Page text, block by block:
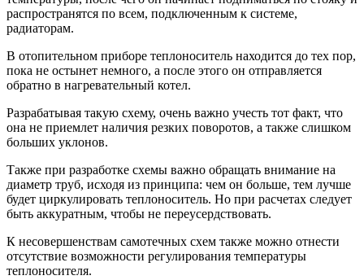
распространятся по всем, подключенным к системе,
радиаторам.
В отопительном приборе теплоноситель находится до тех пор,
пока не остынет немного, а после этого он отправляется
обратно в нагревательный котел.
Разрабатывая такую схему, очень важно учесть тот факт, что
она не приемлет наличия резких поворотов, а также слишком
больших уклонов.
Также при разработке схемы важно обращать внимание на
диаметр труб, исходя из принципа: чем он больше, тем лучше
будет циркулировать теплоноситель. Но при расчетах следует
быть аккуратным, чтобы не переусердствовать.
К несовершенствам самотечных схем также можно отнести
отсутствие возможности регулирования температуры
теплоносителя.